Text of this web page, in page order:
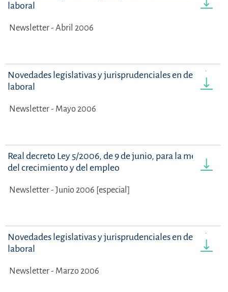
laboral
Newsletter - Abril 2006
Novedades legislativas y jurisprudenciales en derecho
laboral
Newsletter - Mayo 2006
Real decreto Ley 5/2006, de 9 de junio, para la mejora
del crecimiento y del empleo
Newsletter - Junio 2006 [especial]
Novedades legislativas y jurisprudenciales en derecho
laboral
Newsletter - Marzo 2006